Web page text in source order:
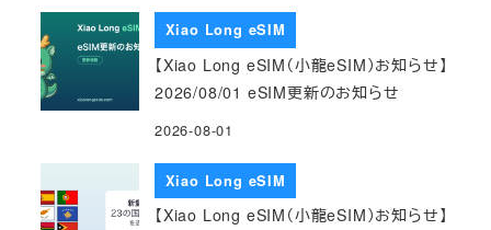
Xiao Long eSIM
【Xiao Long eSIM（小龍eSIM）お知らせ】
2026/08/01 eSIM更新のお知らせ
2026-08-01
Xiao Long eSIM
【Xiao Long eSIM（小龍eSIM）お知らせ】